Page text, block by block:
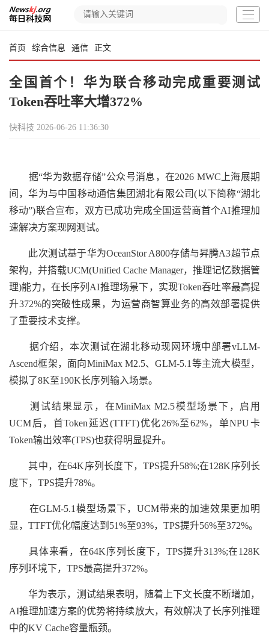
首页 综合信息 通信 正文
全国首个！华为联合移动完成重要测试
Token吞吐率大增372%
快科技 2026-06-26 11:36:30
据“华为数据存储”公众号消息，在2026 MWC上海展期
间，华为与中国移动通信集团湖北有限公司(以下简称“湖北
移动”)联合宣布，双方已成功完成全国运营商首个AI推理加
速解决方案现网测试。
此次测试基于华为OceanStor A800存储与昇腾A3超节点
架构，并搭载UCM(Unified Cache Manager，推理记忆数据管
理)能力，在长序列AI推理场景下，实现Token吞吐率最高提
升372%的突破性成果，为运营商智算业务的高效部署提供
了重要技术支撑。
据介绍，本次测试在湖北移动现网环境中部署vLLM-
Ascend框架，面向MiniMax M2.5、GLM-5.1等主流大模型，
模拟了8K至190K长序列输入场景。
测试结果显示，在MiniMax M2.5模型场景下，启用
UCM后，首Token延迟(TTFT)优化26%至62%，单NPU卡
Token输出效率(TPS)也获得明显提升。
其中，在64K序列长度下，TPS提升58%;在128K序列长
度下，TPS提升78%。
在GLM-5.1模型场景下，UCM带来的加速效果更加明
显，TTFT优化幅度达到51%至93%，TPS提升56%至372%。
具体来看，在64K序列长度下，TPS提升313%;在128K
序列环境下，TPS最高提升372%。
华为表示，测试结果表明，随着上下文长度不断增加，
AI推理加速方案的优势将持续放大，有效解决了长序列推理
中的KV Cache容量瓶颈。